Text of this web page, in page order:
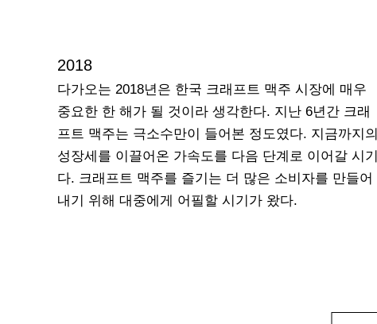
2018
다가오는 2018년은 한국 크래프트 맥주 시장에 매우
중요한 한 해가 될 것이라 생각한다. 지난 6년간 크래
프트 맥주는 극소수만이 들어본 정도였다. 지금까지의
성장세를 이끌어온 가속도를 다음 단계로 이어갈 시기
다. 크래프트 맥주를 즐기는 더 많은 소비자를 만들어
내기 위해 대중에게 어필할 시기가 왔다.